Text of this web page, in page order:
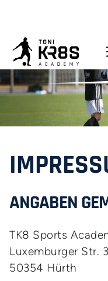
ANGABEN
TK8 Sports
Luxemburger Str.
50354 Hürth